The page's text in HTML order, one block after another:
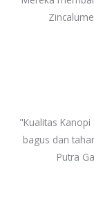
"Kualitas
bagus dan
Putra